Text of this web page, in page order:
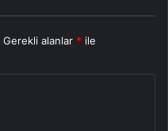
Gerekli alanlar * ile